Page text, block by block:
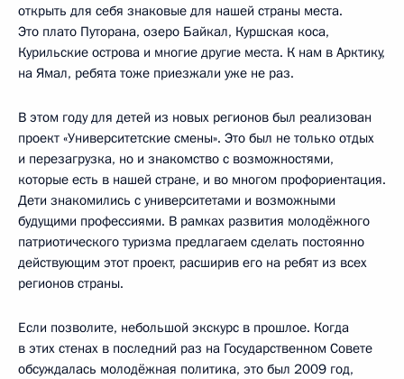
открыть для себя знаковые для нашей страны места.
Это плато Путорана, озеро Байкал, Куршская коса,
Курильские острова и многие другие места. К нам в Арктику,
на Ямал, ребята тоже приезжали уже не раз.
В этом году для детей из новых регионов был реализован
проект «Университетские смены». Это был не только отдых
и перезагрузка, но и знакомство с возможностями,
которые есть в нашей стране, и во многом профориентация.
Дети знакомились с университетами и возможными
будущими профессиями. В рамках развития молодёжного
патриотического туризма предлагаем сделать постоянно
действующим этот проект, расширив его на ребят из всех
регионов страны.
Если позволите, небольшой экскурс в прошлое. Когда
в этих стенах в последний раз на Государственном Совете
обсуждалась молодёжная политика, это был 2009 год,